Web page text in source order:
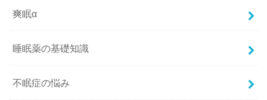
爽眠α
睡眠薬の基礎知識
不眠症の悩み